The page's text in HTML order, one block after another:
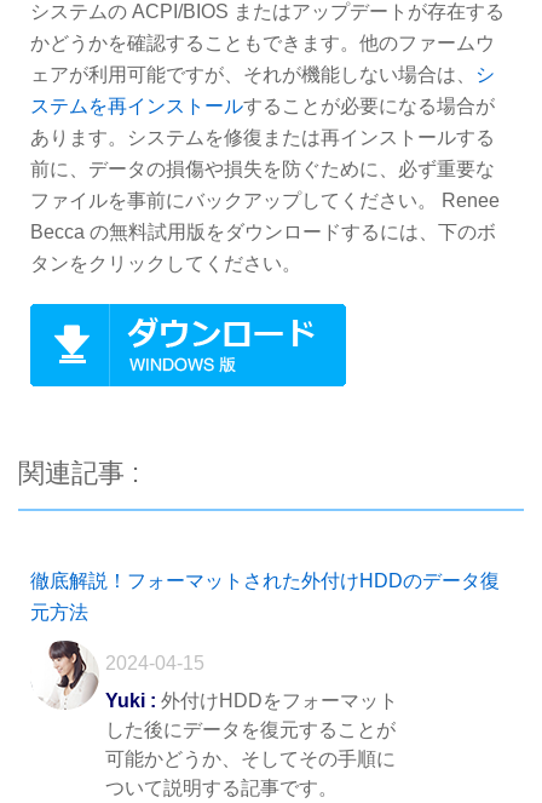
システムの ACPI/BIOS またはアップデートが存在する
かどうかを確認することもできます。他のファームウ
ェアが利用可能ですが、それが機能しない場合は、
シ
ステムを再インストールすることが必要になる場合が
あります。システムを修復または再インストールする
前に、データの損傷や損失を防ぐために、必ず重要な
ファイルを事前にバックアップしてください。 Renee
Becca の無料試用版をダウンロードするには、下のボ
タンをクリックしてください。
関連記事 :
徹底解説！フォーマットされた外付けHDDのデータ復
元方法
2024-04-15
Yuki : 外付けHDDをフォーマット
した後にデータを復元することが
可能かどうか、そしてその手順に
ついて説明する記事です。